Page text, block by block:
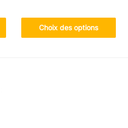
Choix des options
produit
a